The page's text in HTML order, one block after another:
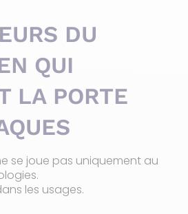
DU
QUI
LA PORTE
se joue pas uniquement au
les usages.